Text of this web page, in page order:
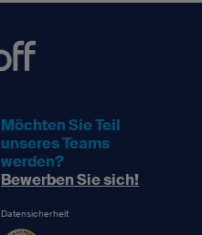
Möchten Sie Teil
unseres Teams
werden?
Bewerben Sie sich!
Datensicherheit